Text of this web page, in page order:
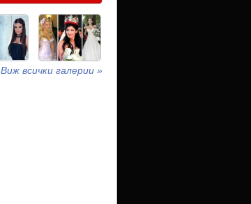
Виж всички галерии »